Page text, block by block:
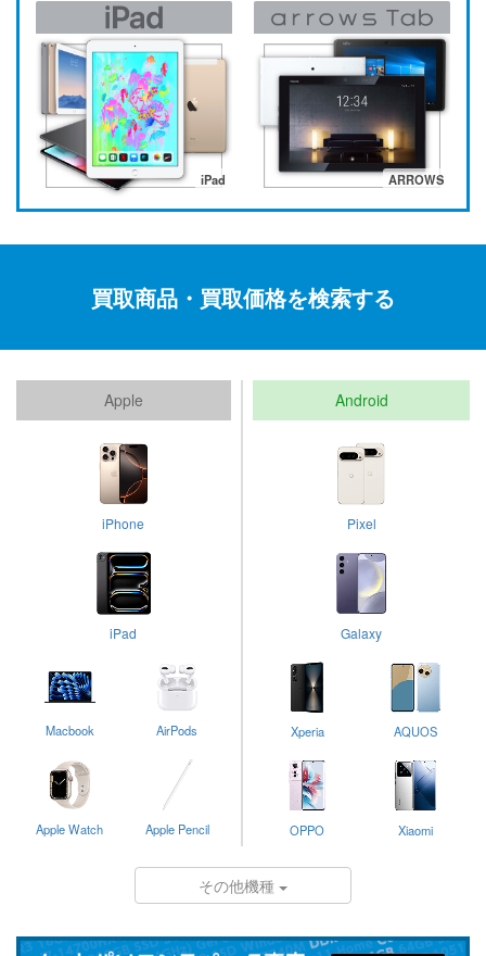
iPad ARROWS
買取商品・買取価格を検索する
Apple
iPhone
iPad
Macbook AirPods
Apple Watch Apple Pencil
Android
Pixel
Galaxy
Xperia AQUOS
OPPO Xiaomi
その他機種